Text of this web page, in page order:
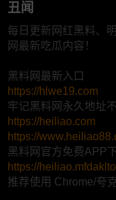
丑闻
每日更新网红黑料、
网最新吃瓜内容！
黑料网最新入口
https://hlwe19.com
牢记黑料网永久地址
https://heiliao.com
https://
黑料网官方免费APP
https://
推荐使用 Chrome/夸